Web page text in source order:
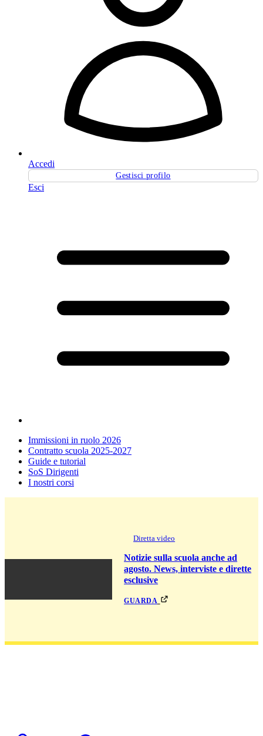
Accedi
Gestisci profilo
Esci
Immissioni in ruolo 2026
Contratto scuola 2025-2027
Guide e tutorial
SoS Dirigenti
I nostri corsi
Diretta video
Notizie sulla scuola anche ad
agosto. News, interviste e dirette
esclusive
guarda